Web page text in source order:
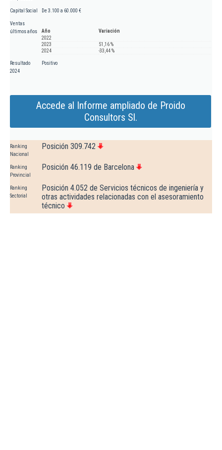
Capital Social De 3.100 a 60.000 €
Ventas
últimos años
Año
Variación
2022
2023
51,16 %
2024
-33,44 %
Resultado
2024
Positivo
Accede al Informe ampliado de Proido
Consultors Sl.
Ranking
Nacional
Posición 309.742
Ranking
Provincial
Posición 46.119 de Barcelona
Ranking
Sectorial
Posición 4.052 de Servicios técnicos de ingeniería y
otras actividades relacionadas con el asesoramiento
técnico